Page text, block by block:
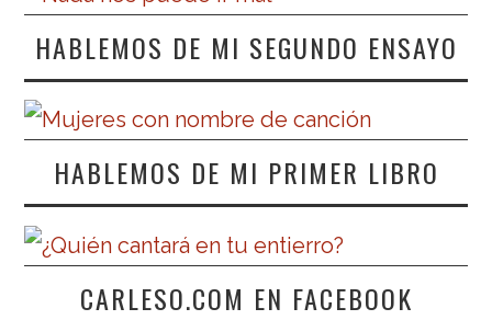
HABLEMOS DE MI SEGUNDO ENSAYO
HABLEMOS DE MI PRIMER LIBRO
CARLESO.COM EN FACEBOOK